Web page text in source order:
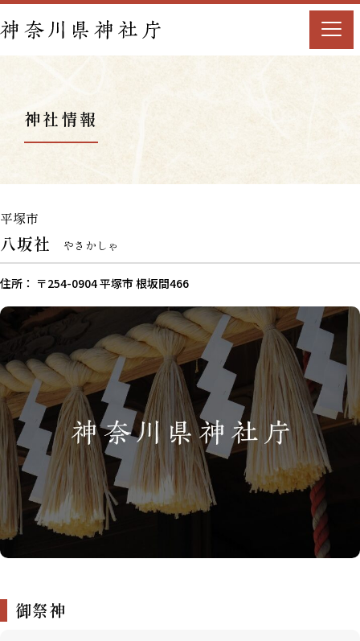
神社情報
平塚市
八坂社 やさかしゃ
住所： 〒254-0904 平塚市 根坂間466
御祭神